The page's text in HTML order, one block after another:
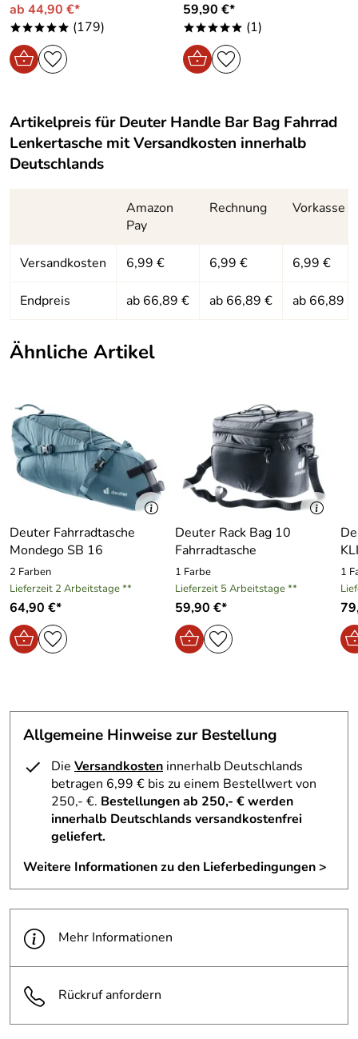
ab 44,90 €*
***** (179)
59,90 €*
***** (1)
Artikelpreis fürDeuter Handle Bar Bag Fahrrad
Lenkertasche mit Versandkosten innerhalb
Deutschlands
Amazon
Pay
Rechnung Vorkasse
Versandkosten 6,99 € 6,99 € 6,99 €
Endpreis ab 66,89 € ab 66,89 € ab 66,89 €
Ähnliche Artikel
Deuter Fahrradtasche
Mondego SB 16
2 Farben
Lieferzeit 2 Arbeitstage **
64,90 €*
Deuter Rack Bag 10
Fahrradtasche
1 Farbe
Lieferzeit 5 Arbeitstage **
59,90 €*
1
Allgemeine Hinweise zur Bestellung
Die Versandkosten innerhalb Deutschlands
betragen 6,99 € bis zu einem Bestellwert von
250,- €. Bestellungen ab 250,- € werden
innerhalb Deutschlands versandkostenfrei
geliefert.
Weitere Informationen zu den Lieferbedingungen >
Mehr Informationen
Rückruf anfordern